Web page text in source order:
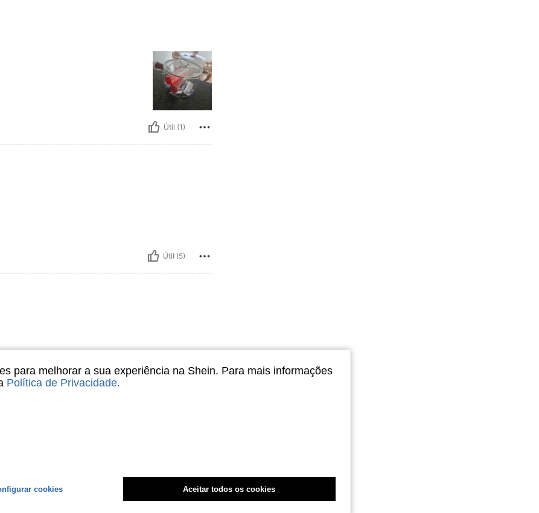
Útil (1)
Útil (5)
para melhorar a sua experiência na Shein. Para mais informações
Política de Privacidade.
cookies Aceitar todos os cookies